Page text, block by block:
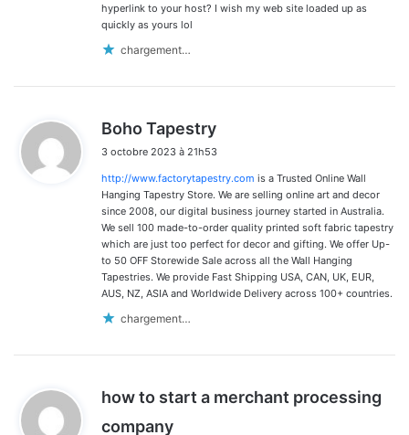
hyperlink to your host? I wish my web site loaded up as
quickly as yours lol
chargement…
Boho Tapestry
t
:
3 octobre 2023 à 21h53
http://www.factorytapestry.com is a Trusted Online Wall
Hanging Tapestry Store. We are selling online art and decor
since 2008, our digital business journey started in Australia.
We sell 100 made-to-order quality printed soft fabric tapestry
which are just too perfect for decor and gifting. We offer Up-
to 50 OFF Storewide Sale across all the Wall Hanging
Tapestries. We provide Fast Shipping USA, CAN, UK, EUR,
AUS, NZ, ASIA and Worldwide Delivery across 100+ countries.
chargement…
how to start a merchant processing
company